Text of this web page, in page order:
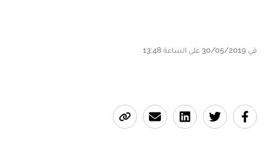
في 30/05/2019 على الساعة 13:48